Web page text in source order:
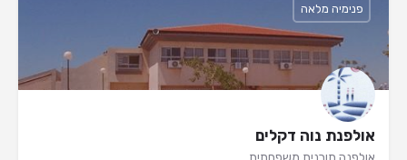
אולפנת נוה דקלים
פנימיה מלאה